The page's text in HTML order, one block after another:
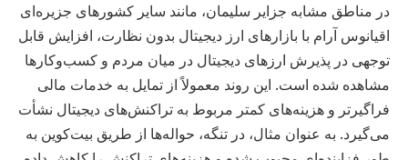
در مناطق مشابه جزایر سلیمان، مانند سایر کشورهای جزیره‌ای
اقیانوس آرام با بازارهای ارز دیجیتال بدون نظارت، افزایش قابل
توجهی در پذیرش ارزهای دیجیتال در میان مردم و کسب‌وکارها
مشاهده شده است. این روند معمولاً از تمایل به خدمات مالی
فراگیرتر و هزینه‌های کمتر مربوط به تراکنش‌های دیجیتال نشأت
می‌گیرد. به عنوان مثال، در تنگه، حواله‌ها از طریق بیت‌کوین به